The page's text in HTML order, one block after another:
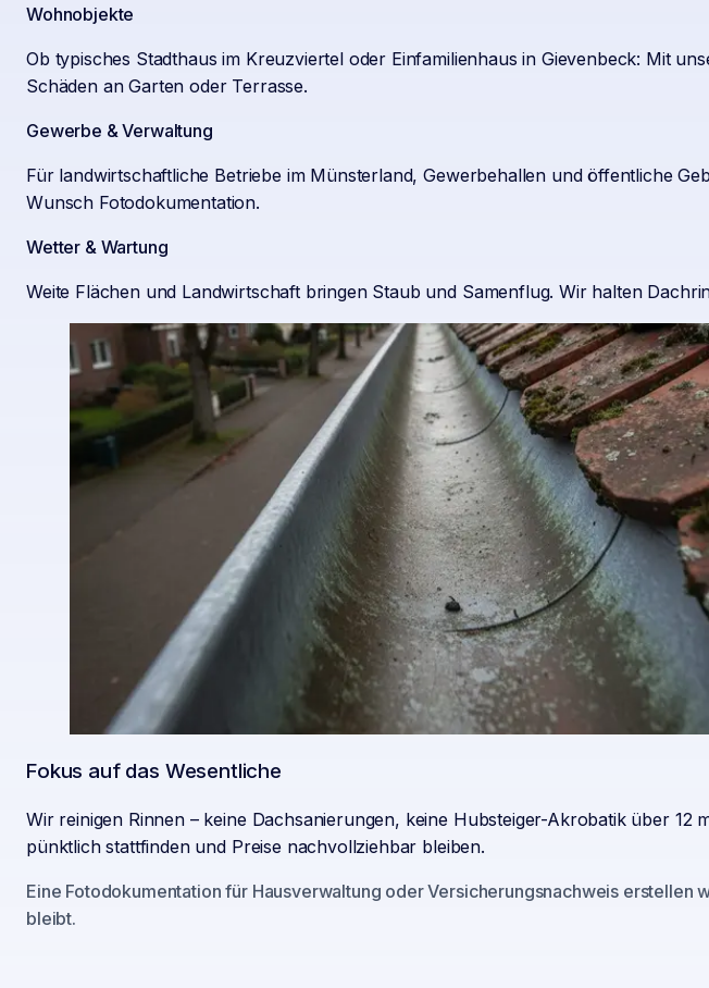
Wohnobjekte
Ob typisches Stadthaus im Kreuzviertel oder Einfamilienhaus in Gievenbeck: Mit
Schäden an Garten oder Terrasse.
Gewerbe & Verwaltung
Für landwirtschaftliche Betriebe im Münsterland, Gewerbehallen und öffentliche
Wunsch Fotodokumentation.
Wetter & Wartung
Weite Flächen und Landwirtschaft bringen Staub und Samenflug. Wir halten
Fokus auf das Wesentliche
Wir reinigen Rinnen – keine Dachsanierungen, keine Hubsteiger-Akrobatik über
pünktlich stattfinden und Preise nachvollziehbar bleiben.
Eine Fotodokumentation für Hausverwaltung oder Versicherungsnachweis
bleibt.